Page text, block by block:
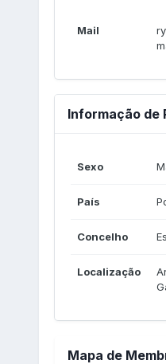
Mail
Informação de
Sexo
País
Concelho
Localização
Mapa de